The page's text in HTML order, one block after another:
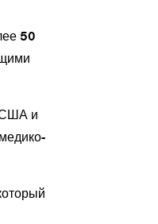
50
США и